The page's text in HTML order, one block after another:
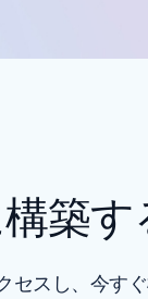
築
スし、今すぐ